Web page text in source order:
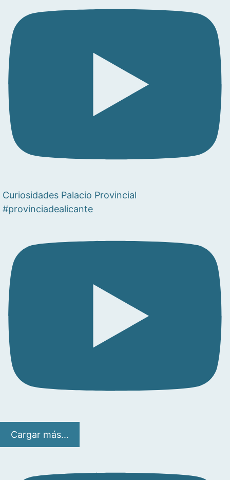
Curiosidades Palacio Provincial
#provinciadealicante
Cargar más...